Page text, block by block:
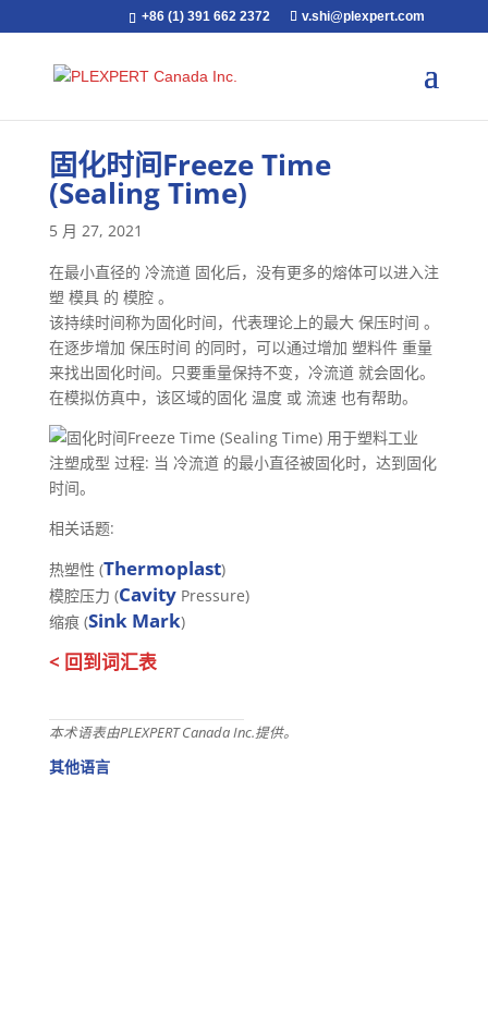
+86 (1) 391 662 2372 v.shi@plexpert.com
固化时间Freeze Time
(Sealing Time)
5 月 27, 2021
在最小直径的 冷流道 固化后，没有更多的熔体可以进入注
塑 模具 的 模腔 。
该持续时间称为固化时间，代表理论上的最大 保压时间 。
在逐步增加 保压时间 的同时，可以通过增加 塑料件 重量
来找出固化时间。只要重量保持不变，冷流道 就会固化。
在模拟仿真中，该区域的固化 温度 或 流速 也有帮助。
注塑成型 过程: 当 冷流道 的最小直径被固化时，达到固化
时间。
相关话题:
热塑性 (Thermoplast)
模腔压力 (CavityPressure)
缩痕 (Sink Mark)
< 回到词汇表
本术语表由PLEXPERT Canada Inc.提供。
其他语言